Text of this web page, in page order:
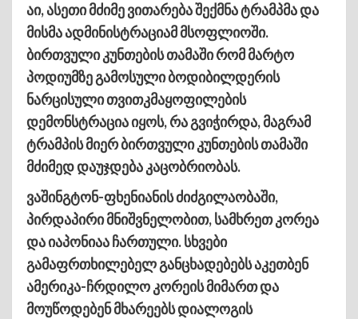
აი, ასეთი მძიმე ვითარება შექმნა ტრამპმა და
მისმა ადმინისტრაციამ მსოფლიოში.
ბირთვული კუნთების თამაში რომ მარტო
პოდიუმზე გამოსული ბოდიბილდერის
ნარცისული თვითკმაყოფილების
დემონსტრაცია იყოს, რა გვიჭირდა, მაგრამ
ტრამპის მიერ ბირთვული კუნთების თამაში
მძიმედ დაუჯდება კაცობრიობას.
ვაშინგტონ-ფხენიანის ძიძგილაობაში,
პირდაპირი მნიშვნელობით, სამხრეთ კორეა
და იაპონიაა ჩართული. სხვები
გამაფრთხილებელ განცხადებებს აკეთბენ
ამერიკა-ჩრდილო კორეის მიმართ და
მოუწოდებენ მხარეებს დიალოგის